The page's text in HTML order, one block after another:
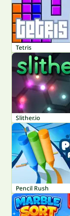
Tetris
Slither.io
Pencil Rush